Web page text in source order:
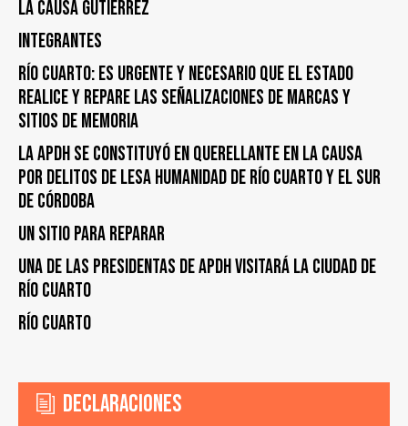
la Causa Gutiérrez
Integrantes
Río Cuarto: es urgente y necesario que el Estado
realice y repare las señalizaciones de marcas y
sitios de memoria
La APDH se constituyó en querellante en la causa
por delitos de lesa humanidad de Río Cuarto y el Sur
de Córdoba
UN SITIO PARA REPARAR
UNA DE LAS PRESIDENTAS DE APDH VISITARÁ LA CIUDAD DE
RÍO CUARTO
Río Cuarto
Declaraciones